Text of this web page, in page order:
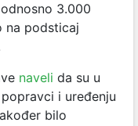
3.000
na podsticaj
naveli da su u
i uređenju
bilo